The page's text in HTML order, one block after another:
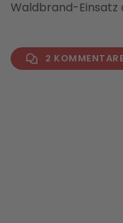
Waldbrand-Einsatz
2